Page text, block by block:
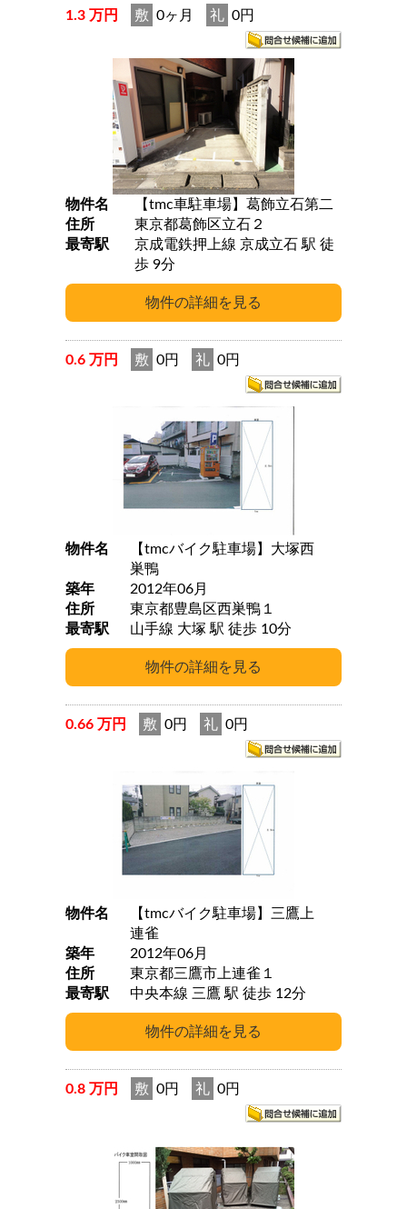
1.3 万円 敷 0ヶ月 礼 0円
物件名
【tmc車駐車場】葛飾立石第二
住所
東京都葛飾区立石２
最寄駅
京成電鉄押上線 京成立石 駅 徒
歩 9分
0.6 万円 敷 0円 礼 0円
物件名
【tmcバイク駐車場】大塚西
巣鴨
築年
2012年06月
住所
東京都豊島区西巣鴨１
最寄駅
山手線 大塚 駅 徒歩 10分
0.66 万円 敷 0円 礼 0円
物件名
【tmcバイク駐車場】三鷹上
連雀
築年
2012年06月
住所
東京都三鷹市上連雀１
最寄駅
中央本線 三鷹 駅 徒歩 12分
0.8 万円 敷 0円 礼 0円